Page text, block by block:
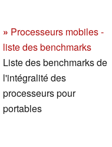
» Processeurs mobiles -
liste des benchmarks
Liste des benchmarks de
l'intégralité des
processeurs pour
portables